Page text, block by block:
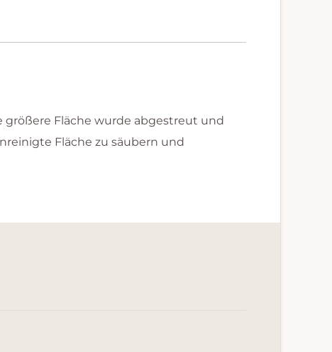
größere Fläche wurde abgestreut und
Fläche zu säubern und